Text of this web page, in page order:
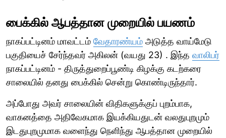
பைக்கில் ஆபத்தான முறையில் பயணம்
நாகப்பட்டினம் மாவட்டம் வேதாரண்யம் அடுத்த வாய்மேடு
பகுதியைச் சேர்ந்தவர் அகிலன் (வயது 23) . இந்த வாலிபர்
நாகப்பட்டினம் - திருத்துறைப்பூண்டி கிழக்கு கடற்கரை
சாலையில் தனது பைக்கில் சென்று கொண்டிருந்தார்.
அப்போது அவர் சாலையின் விதிகளுக்குப் புறம்பாக,
வாகனத்தை அதிவேகமாக இயக்கியதுடன் வலதுபுறமும்
இடதுபுறமுமாக வளைந்து நெளிந்து ஆபத்தான முறையில்